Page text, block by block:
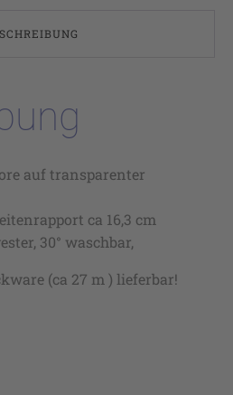
auf transparenter
ca 16,3 cm
30° waschbar,
(ca 27 m ) lieferbar!